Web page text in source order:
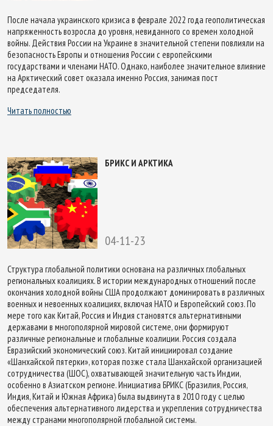
После начала украинского кризиса в феврале 2022 года геополитическая
напряженность возросла до уровня, невиданного со времен холодной
войны. Действия России на Украине в значительной степени повлияли на
безопасность Европы и отношения России с европейскими
государствами и членами НАТО. Однако, наиболее значительное влияние
на Арктический совет оказала именно Россия, занимая пост
председателя.
Читать полностью
БРИКС И АРКТИКА
04-11-23
Структура глобальной политики основана на различных глобальных
региональных коалициях. В истории международных отношений после
окончания холодной войны США продолжают доминировать в различных
военных и невоенных коалициях, включая НАТО и Европейский союз. По
мере того как Китай, Россия и Индия становятся альтернативными
державами в многополярной мировой системе, они формируют
различные региональные и глобальные коалиции. Россия создала
Евразийский экономический союз. Китай инициировал создание
«Шанхайской пятерки», которая позже стала Шанхайской организацией
сотрудничества (ШОС), охватывающей значительную часть Индии,
особенно в Азиатском регионе. Инициатива БРИКС (Бразилия, Россия,
Индия, Китай и Южная Африка) была выдвинута в 2010 году с целью
обеспечения альтернативного лидерства и укрепления сотрудничества
между странами многополярной глобальной системы.